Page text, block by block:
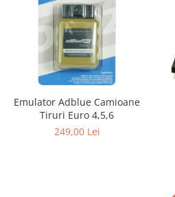
Emulator Adblue Camioane
Tiruri Euro 4,5,6
249,00 Lei